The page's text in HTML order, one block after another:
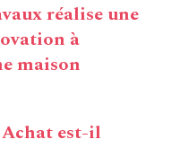
réalise une
à
maison
est-il